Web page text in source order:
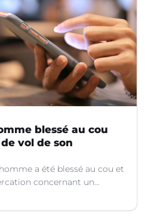
blessé au cou
vol de son
a été blessé au cou et
concernant un
(Hérault).